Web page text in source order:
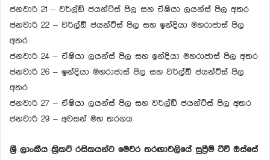
ජනවාරි 21 – වර්ල්ඞ් ජයන්ට්ස් පිල සහ ඒෂියා ලයන්ස් පිල අතර
ජනවාරි 22 – වර්ල්ඞ් ජයන්ට්ස් පිල සහ ඉන්දියා මහරාජාස් පිල
අතර
ජනවාරි 24 – ඒෂියා ලයන්ස් පිල සහ ඉන්දියා මහරාජාස් පිල අතර
ජනවාරි 26 – ඉන්දියා මහරාජාස් පිල සහ වර්ල්ඞ් ජයන්ට්ස් පිල
අතර
ජනවාරි 27 – ඒෂියා ලයන්ස් පිල සහ වර්ල්ඞ් ජයන්ට්ස් පිල අතර
ජනවාරි 29 – අවසන් මහ තරගය
ශ්‍රී ලාංකීය ක්‍රිකට් රසිකයන්ට මෙවර තරඟාවලියේ සුප්‍රීම් ටීවී ඔස්සේ